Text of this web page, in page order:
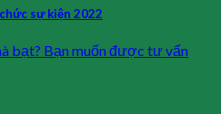
sự kiện 2022
bạt? Bạn muốn được tư vấn